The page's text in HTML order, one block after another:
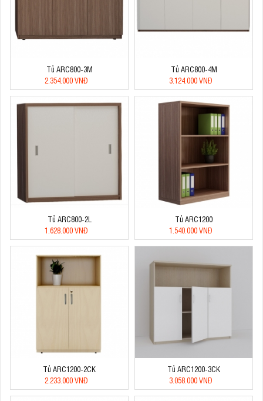
Tủ ARC800-3M
2.354.000 VNĐ
Tủ ARC800-4M
3.124.000 VNĐ
Tủ ARC800-2L
1.628.000 VNĐ
Tủ ARC1200
1.540.000 VNĐ
Tủ ARC1200-2CK
2.233.000 VNĐ
Tủ ARC1200-3CK
3.058.000 VNĐ